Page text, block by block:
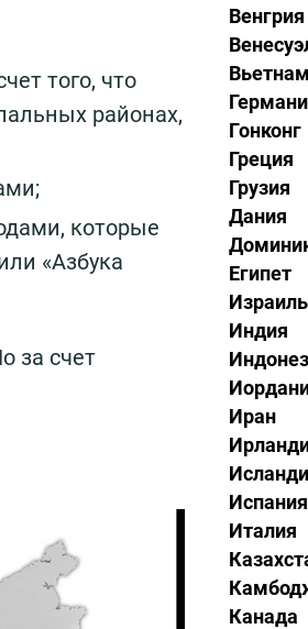
того, что
районах,
которые
«Азбука
за счет
Венгрия
Вьетнам
Гонконг
Греция
Грузия
Дания
Египет
Израиль
Индия
Иран
Испания
Италия
Канада